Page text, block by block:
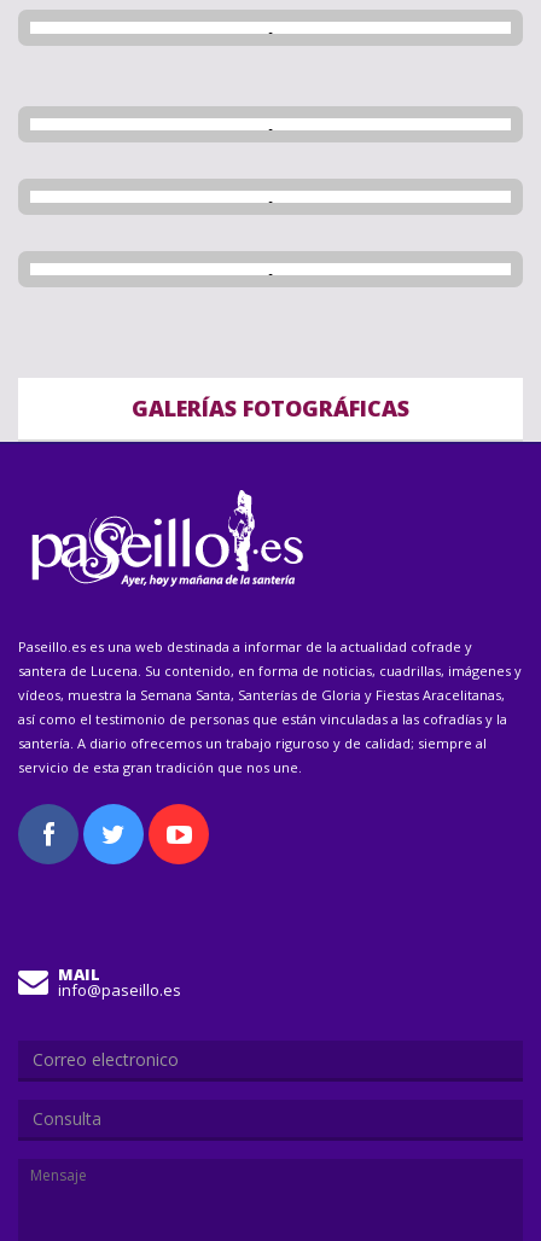
GALERÍAS FOTOGRÁFICAS
Paseillo.es es una web destinada a informar de la actualidad cofrade y
santera de Lucena. Su contenido, en forma de noticias, cuadrillas, imágenes y
vídeos, muestra la Semana Santa, Santerías de Gloria y Fiestas Aracelitanas,
así como el testimonio de personas que están vinculadas a las cofradías y la
santería. A diario ofrecemos un trabajo riguroso y de calidad; siempre al
servicio de esta gran tradición que nos une.
MAIL
info@paseillo.es
Consulta